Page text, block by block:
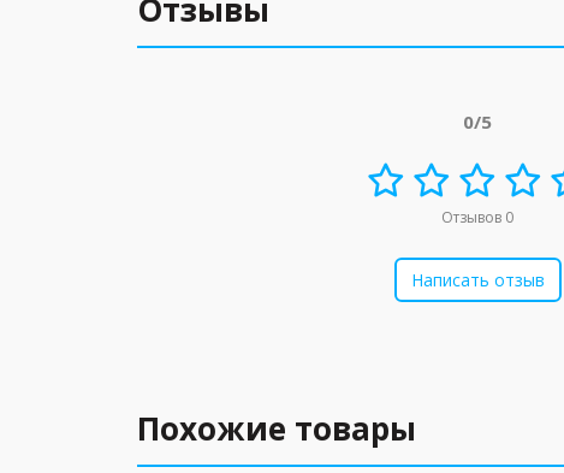
Отзывы
0/5
Отзывов 0
Написать отзыв
Похожие товары